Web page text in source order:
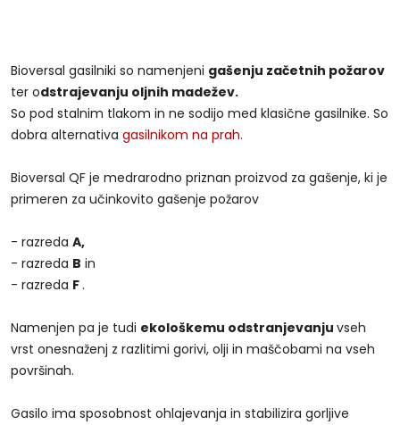
Bioversal gasilniki so namenjeni gašenju začetnih požarov
ter odstrajevanju oljnih madežev.
So pod stalnim tlakom in ne sodijo med klasične gasilnike. So
dobra alternativa gasilnikom na prah.
Bioversal QF je medrarodno priznan proizvod za gašenje, ki je
primeren za učinkovito gašenje požarov
- razreda A,
- razreda B in
- razreda F.
Namenjen pa je tudi ekološkemu odstranjevanju vseh
vrst onesnaženj z razlitimi gorivi, olji in maščobami na vseh
površinah.
Gasilo ima sposobnost ohlajevanja in stabilizira gorljive